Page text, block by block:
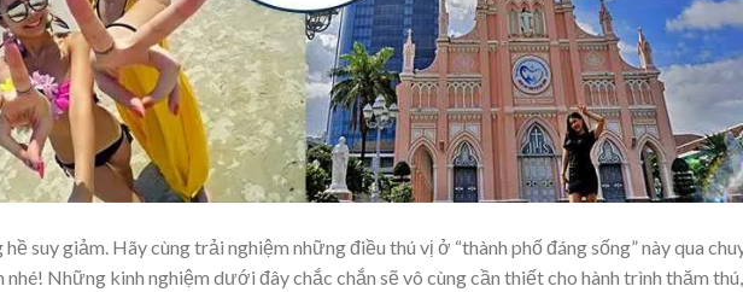
suy giảm. Hãy cùng trải nghiệm những điều thú vị ở “thành phố đáng sống” này qua
nhé! Những kinh nghiệm dưới đây chắc chắn sẽ vô cùng cần thiết cho hành trình thăm thú,